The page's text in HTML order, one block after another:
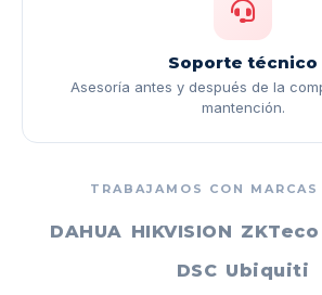
Soporte técnico
Asesoría antes y después de la
mantención.
TRABAJAMOS CON MARCAS
DAHUA HIKVISION ZKTeco
DSC Ubiquiti